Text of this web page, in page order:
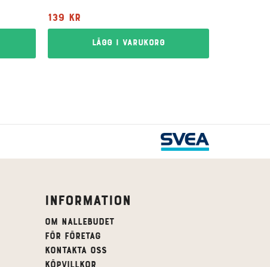
139 kr
Lägg i varukorg
Information
Om Nallebudet
För företag
Kontakta oss